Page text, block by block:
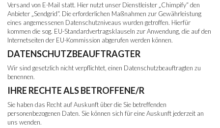
Versand von E-Mail statt. Hier nutzt unser Dienstleister „Chimpify“ den
Anbieter „Sendgrid“. Die erforderlichen Maßnahmen zur Gewährleistung
eines angemessenen Datenschutzniveaus wurden getroffen. Hierfür
kommen die sog. EU-Standardvertragsklauseln zur Anwendung, die auf den
Internetseiten der EU-Kommission abgerufen werden können.
DATENSCHUTZBEAUFTRAGTER
Wir sind gesetzlich nicht verpflichtet, einen Datenschutzbeauftragten zu
benennen.
IHRE RECHTE ALS BETROFFENE/R
Sie haben das Recht auf Auskunft über die Sie betreffenden
personenbezogenen Daten. Sie können sich für eine Auskunft jederzeit an
uns wenden.